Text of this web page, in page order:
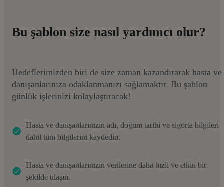
Bu şablon size nasıl yardımcı olur?
Hedeflerimizden biri de size zaman kazandırarak hasta ve
danışanlarınıza odaklanmanızı sağlamaktır. Bu şablon
günlük işlerinizi kolaylaştıracak!
Hasta ve danışanlarınızın adı, doğum tarihi ve sigorta bilgileri
dahil tüm bilgilerini kaydedin.
Hasta ve danışanlarınızın verilerine daha hızlı ve etkin bir
şekilde ulaşın.